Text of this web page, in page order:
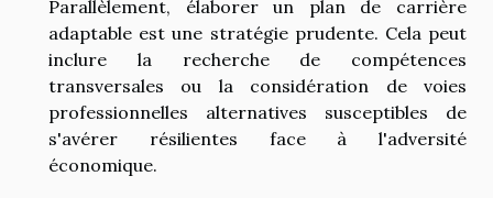
Parallèlement, élaborer un plan de carrière
adaptable est une stratégie prudente. Cela peut
inclure la recherche de compétences
transversales ou la considération de voies
professionnelles alternatives susceptibles de
s'avérer résilientes face à l'adversité
économique.